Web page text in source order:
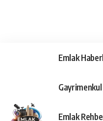
Emlak
Emlak